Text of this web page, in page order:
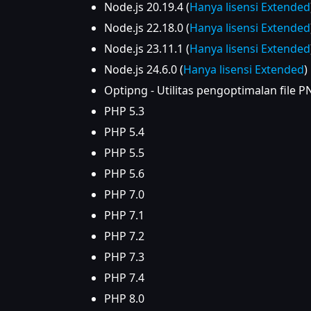
Node.js 20.19.4 (Hanya lisensi Extended
Node.js 22.18.0 (Hanya lisensi Extended
Node.js 23.11.1 (Hanya lisensi Extended
Node.js 24.6.0 (Hanya lisensi Extended)
Optipng - Utilitas pengoptimalan file
PHP 5.3
PHP 5.4
PHP 5.5
PHP 5.6
PHP 7.0
PHP 7.1
PHP 7.2
PHP 7.3
PHP 7.4
PHP 8.0